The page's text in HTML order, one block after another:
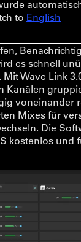
to English
es schnell
Wave Link
Kanälen
voneinander
Mixes für
Die
kostenlos und